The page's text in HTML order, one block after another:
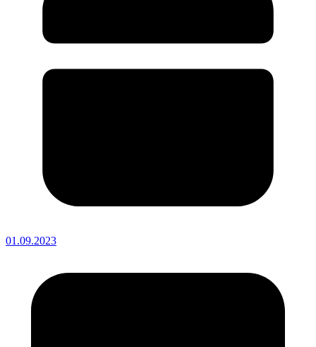
01.09.2023